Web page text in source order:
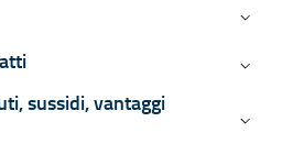
Bandi
sussidi, vantaggi